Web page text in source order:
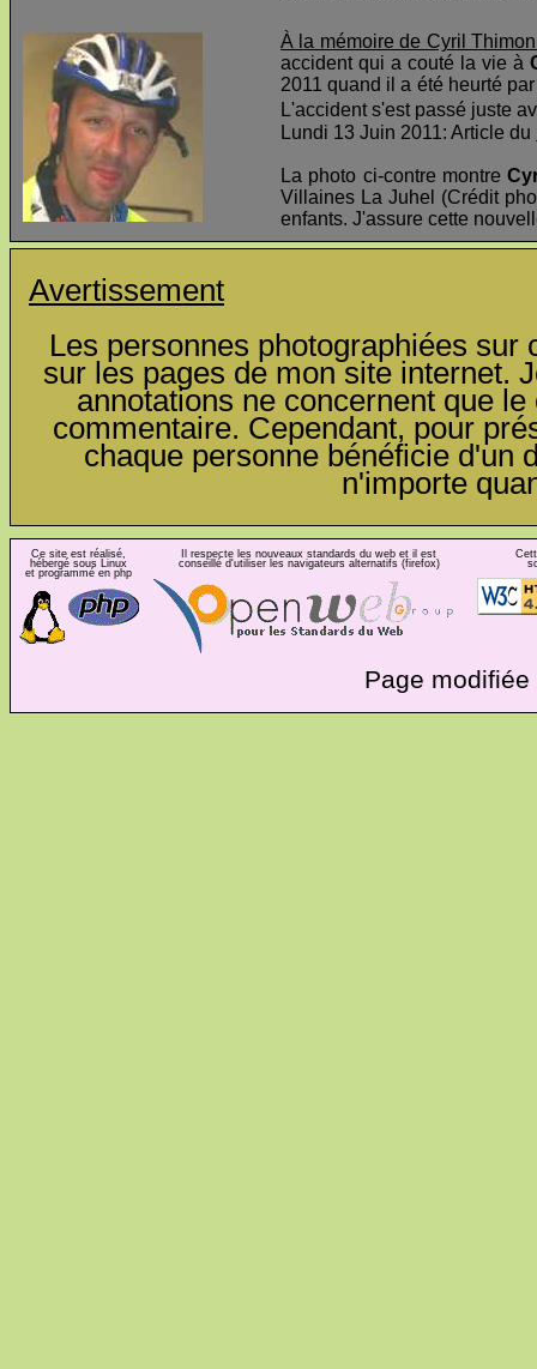
À la mémoire de Cyril
accident qui a couté la vie à
2011 quand il a été heurté
L'accident s'est passé juste
Lundi 13 Juin 2011: Article du
La photo ci-contre montre
Villaines La Juhel (Crédit
enfants. J'assure cette
Avertissement
Les personnes photographiées
sur les pages de mon site internet.
annotations ne concernent que
commentaire. Cependant, pour
chaque personne bénéficie d'un
n'importe
Ce site est réalisé,
hébergé sous Linux
et programmé en php
Il respecte les nouveaux standards du web et il est
conseillé d'utiliser les navigateurs alternatifs (firefox)
Page